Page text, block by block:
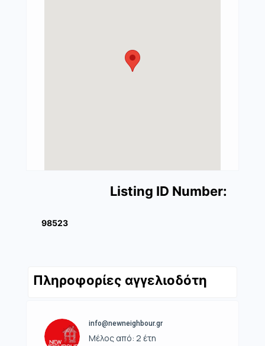
Listing ID Number:
98523
Πληροφορίες αγγελιοδότη
info@newneighbour.gr
Μέλος από: 2 έτη